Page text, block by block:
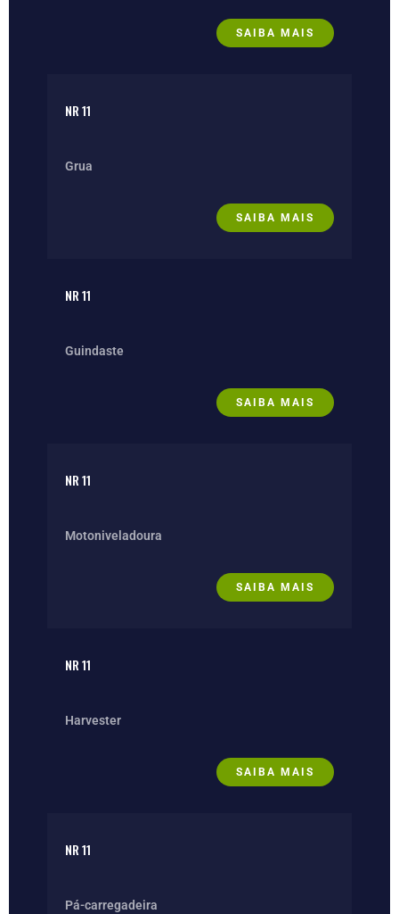
SAIBA MAIS
NR 11
Grua
SAIBA MAIS
NR 11
Guindaste
SAIBA MAIS
NR 11
Motoniveladoura
SAIBA MAIS
NR 11
Harvester
SAIBA MAIS
NR 11
Pá-carregadeira